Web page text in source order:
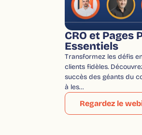
CRO et Pages
Essentiels
Transformez les défis
clients fidèles.
succès des géants du
à les…
Regardez le